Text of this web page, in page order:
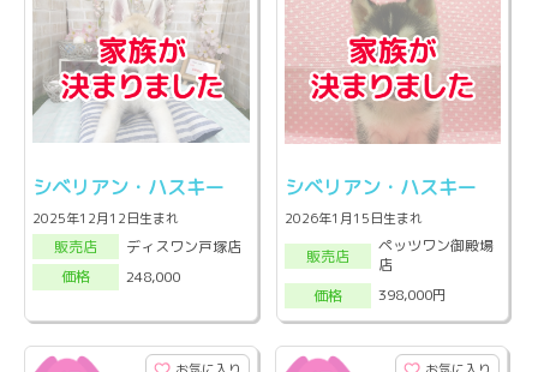
シベリアン・ハスキー
2025年12月12日生まれ
販売店
ディスワン戸塚店
価格
248,000
シベリアン・ハスキー
2026年1月15日生まれ
販売店
ペッツワン御殿場
店
価格
398,000円